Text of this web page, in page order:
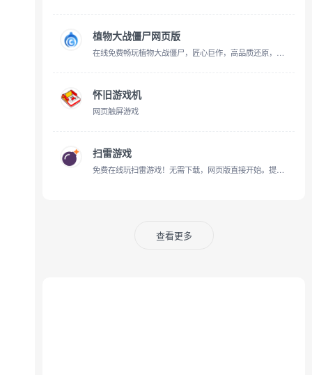
植物大战僵尸网页版
在线免费畅玩植物大战僵尸，匠心巨作，高品质还原，体验原汁原味的快乐！
怀旧游戏机
网页触屏游戏
扫雷游戏
免费在线玩扫雷游戏！无需下载，网页版直接开始。提供初/中/高难度选择，精准计时，操作流畅，完美适配手机与电脑。包含扫雷玩法攻略、高手技巧、算法原理解析及最新玩家博客。
查看更多